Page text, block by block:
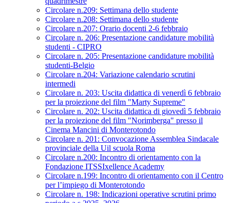
Circolare n.209: Settimana dello studente
Circolare n.208: Settimana dello studente
Circolare n.207: Orario docenti 2-6 febbraio
Circolare n. 206: Presentazione candidature mobilità
studenti - CIPRO
Circolare n. 205: Presentazione candidature mobilità
studenti-Belgio
Circolare n.204: Variazione calendario scrutini
intermedi
Circolare n. 203: Uscita didattica di venerdì 6 febbraio
per la proiezione del film "Marty Supreme"
Circolare n. 202: Uscita didattica di giovedì 5 febbraio
per la proiezione del film "Norimberga" presso il
Cinema Mancini di Monterotondo
Circolare n. 201: Convocazione Assemblea Sindacale
provinciale della Uil scuola Roma
Circolare n.200: Incontro di orientamento con la
Fondazione ITSSIxellence Academy
Circolare n.199: Incontro di orientamento con il Centro
per l’impiego di Monterotondo
Circolare n. 198: Indicazioni operative scrutini primo